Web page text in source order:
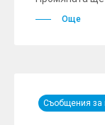
Още
Съобщения за